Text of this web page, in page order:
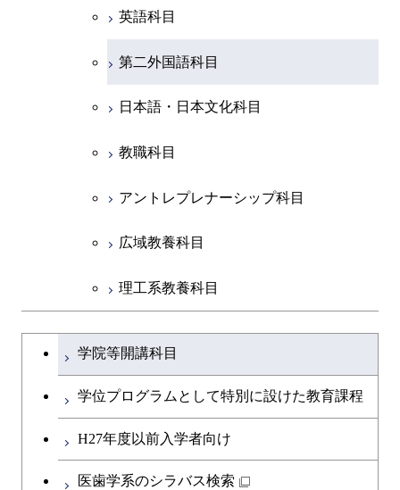
創造プロセス科目
共通専門科目
英語科目
第二外国語科目
日本語・日本文化科目
教職科目
アントレプレナーシップ科目
広域教養科目
理工系教養科目
学士課程を切り替える
学院等開講科目
学位プログラムとして特別に設けた教育課程
H27年度以前入学者向け
医歯学系のシラバス検索